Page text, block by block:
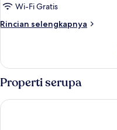
balkon,
kolam
Wi-Fi Gratis
Rincian selengkapnya
Rincian
Suite
balkon,
kolam
Properti serupa
ibis Styles Bogor Pajajaran